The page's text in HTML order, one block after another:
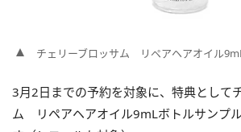
チェリーブロッサム リペアヘアオイル
3月2日までの予約を対象に、特典として
ム リペアヘアオイル9mLボトルサンプ